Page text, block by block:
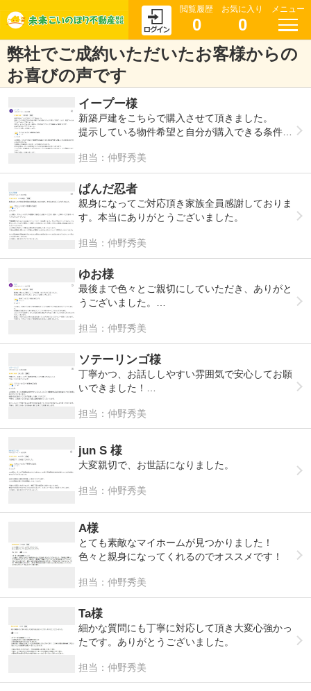
閲覧履歴
0
お気に入り
0
メニュー
弊社でご成約いただいたお客様からの
お喜びの声です
イープー様
新築戸建をこちらで購入させて頂きました。
提示している物件希望と自分が購入できる条件が
ゲートして頂けました。
対応力、仏のような人格、調整力、至る所全てに
おいて死角無しの凄腕社長です。
本当にありがとうございました。
これからも宜しくお願いします。
担当：仲野秀美
ぱんだ忍者
親身になってご対応頂き家族全員感謝しておりま
す。本当にありがとうございました。
担当：仲野秀美
ゆお様
最後まで色々とご親切にしていただき、ありがと
うございました。
します。
担当：仲野秀美
ソテーリンゴ様
丁寧かつ、お話ししやすい雰囲気で安心してお願
いできました！
担当：仲野秀美
jun S 様
大変親切で、お世話になりました。
担当：仲野秀美
A様
とても素敵なマイホームが見つかりました！
色々と親身になってくれるのでオススメです！
担当：仲野秀美
Ta様
細かな質問にも丁寧に対応して頂き大変心強かっ
たです。ありがとうございました。
担当：仲野秀美